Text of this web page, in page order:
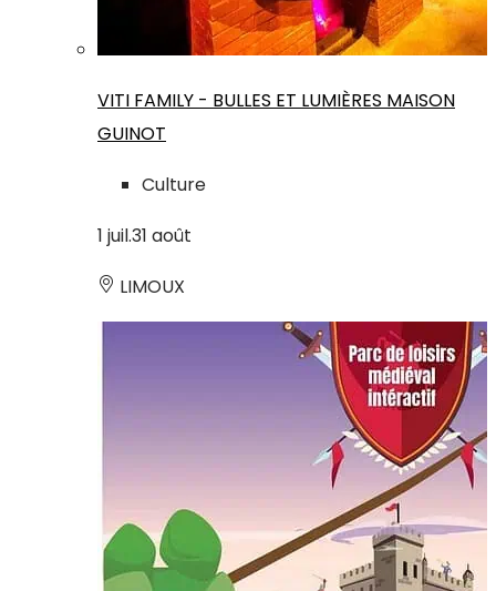
VITI FAMILY - BULLES ET LUMIÈRES MAISON
GUINOT
Culture
1 juil.31 août
LIMOUX